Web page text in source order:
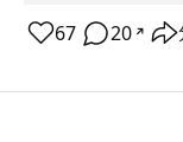
67 20 ↗